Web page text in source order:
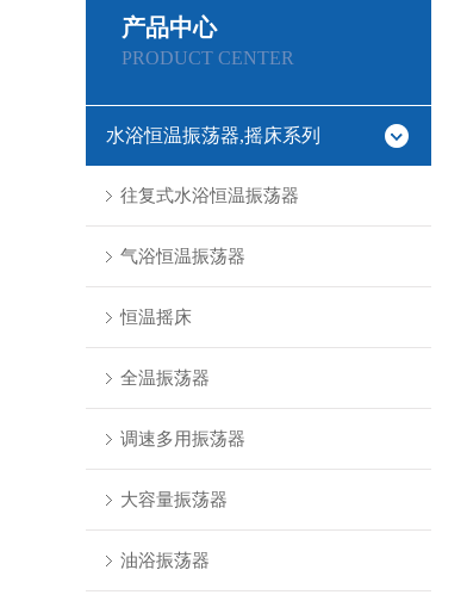
产品中心
PRODUCT CENTER
水浴恒温振荡器,摇床系列
往复式水浴恒温振荡器
气浴恒温振荡器
恒温摇床
全温振荡器
调速多用振荡器
大容量振荡器
油浴振荡器